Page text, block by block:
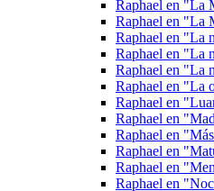
Raphael en "La
Raphael en "La
Raphael en "La
Raphael en "La
Raphael en "La
Raphael en "La
Raphael en
Raphael en
Raphael en
Raphael en
Raphael en
Raphael en